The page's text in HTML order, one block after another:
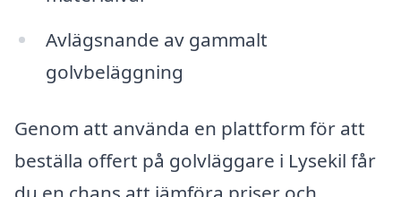
Avlägsnande av gammalt
golvbeläggning
Genom att använda en plattform för att
beställa offert på golvläggare i Lysekil får